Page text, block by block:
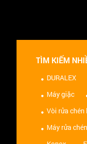
TÌM KIẾM
DURALEX
Máy giặc
Vòi rửa chén
Máy rửa chén